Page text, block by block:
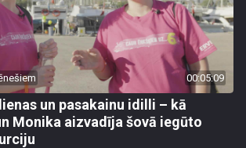
00:05:09
un pasakainu idilli – kā
Monika aizvadīja šovā iegūto